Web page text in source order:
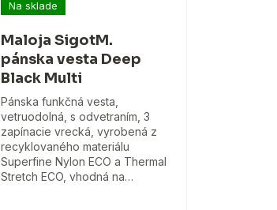
Na sklade
Maloja SigotM.
pánska vesta Deep
Black Multi
Pánska funkčná vesta,
vetruodolná, s odvetraním, 3
zapínacie vrecká, vyrobená z
recyklovaného materiálu
Superfine Nylon ECO a Thermal
Stretch ECO, vhodná na…